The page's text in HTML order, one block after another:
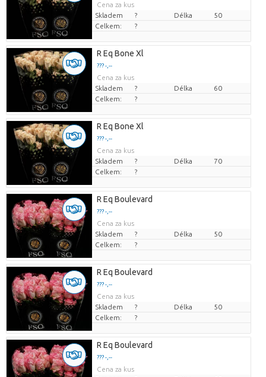
Cena za kus
Skladem
? Délka
50
Celkem:
?
R Eq Bone Xl
??? -,--
Cena za kus
Skladem
? Délka
60
Celkem:
?
R Eq Bone Xl
??? -,--
Cena za kus
Skladem
? Délka
70
Celkem:
?
R Eq Boulevard
??? -,--
Cena za kus
Skladem
? Délka
50
Celkem:
?
R Eq Boulevard
??? -,--
Cena za kus
Skladem
? Délka
50
Celkem:
?
R Eq Boulevard
??? -,--
Cena za kus